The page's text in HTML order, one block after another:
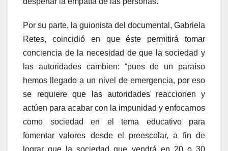
Por su parte, la guionista del documental, Gabriela
Retes, coincidió en que éste permitirá tomar
conciencia de la necesidad de que la sociedad y
las autoridades cambien: “pues de un paraíso
hemos llegado a un nivel de emergencia, por eso
se requiere que las autoridades reaccionen y
actúen para acabar con la impunidad y enfocarnos
como sociedad en el tema educativo para
fomentar valores desde el preescolar, a fin de
lograr que la sociedad que vendrá en 20 o 30